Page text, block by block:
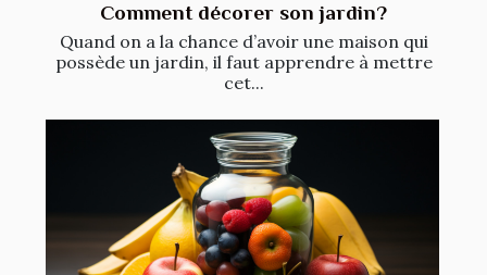
Comment décorer son jardin?
Quand on a la chance d’avoir une maison qui
possède un jardin, il faut apprendre à mettre
cet...